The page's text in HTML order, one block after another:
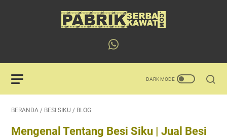
BERANDA / BESI SIKU / BLOG
Mengenal Tentang Besi Siku | Jual Besi